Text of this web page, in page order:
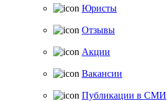
Юристы
Отзывы
Акции
Вакансии
Публикации в СМИ